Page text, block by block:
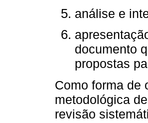
análise e
documento
propostas
Como forma de
metodológica
revisão